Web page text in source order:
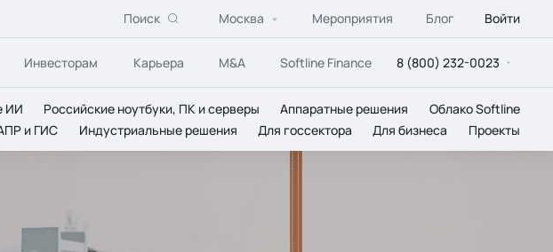
Поиск Москва Мероприятия Блог Войти
Инвесторам Карьера M&A Softline Finance 8 (800) 232-0023
ИИ Российские ноутбуки, ПК и серверы Аппаратные решения
Облако Softline
и ГИС
Индустриальные решения Для госсектора Для бизнеса Проекты